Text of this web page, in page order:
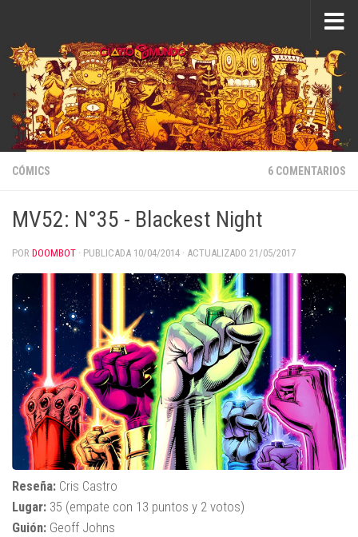
CÓMICS 6 COMENTARIOS
MV52: N°35 - Blackest Night
POR DOOMBOT · PUBLICADA 10/04/2014 · ACTUALIZADO 21/05/2017
Reseña: Cris Castro
Lugar: 35 (empate con 13 puntos y 2 votos)
Guión: Geoff Johns